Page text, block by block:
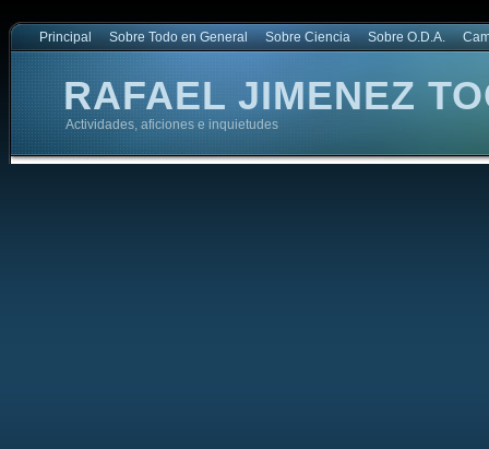
Principal Sobre Todo en General Sobre Ciencia Sobre O.D.A.
RAFAEL JIMENEZ
Actividades, aficiones e inquietudes